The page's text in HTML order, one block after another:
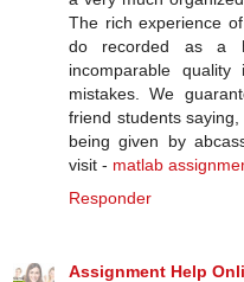
The rich experience
do recorded as a
incomparable
mistakes. We
friend students
being given by
visit - matlab
Responder
Assignment Help